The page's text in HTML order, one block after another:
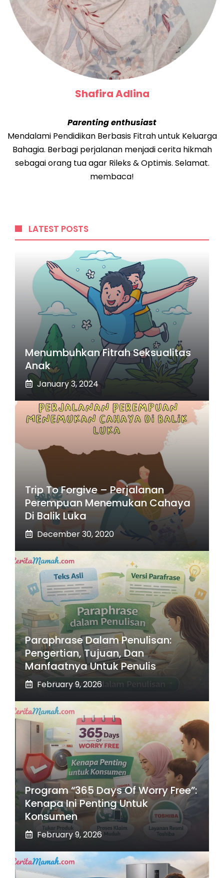
Shafira Adlina
Parenting enthusiast
Mendalami Pendidikan Berbasis Fitrah untuk Keluarga
Bahagia. Berbagi perjalanan menjadi cerita hikmah
sebagai orang tua agar Rileks & Optimis. Selamat.
membaca!
LATEST POSTS
Menumbuhkan Fitrah Seksualitas
Anak
January 3, 2024
Trip To Forgive – Perjalanan
Perempuan Menemukan Cahaya
Di Balik Luka
December 30, 2020
Paraphrase Dalam Penulisan:
Pengertian, Tujuan, Dan
Manfaatnya Untuk Penulis
February 9, 2026
Program “365 Days Of Worry Free”:
Kenapa Ini Penting Untuk
Konsumen
February 9, 2026